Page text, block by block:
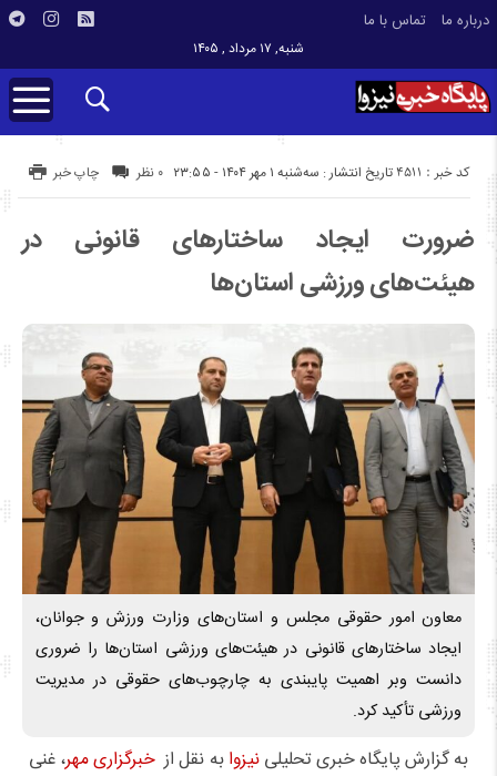
درباره ما تماس با ما
شنبه, ۱۷ مرداد , ۱۴۰۵
تاریخ انتشار : سه‌شنبه ۱ مهر ۱۴۰۴ - ۲۳:۵۵ کد خبر : 4511 چاپ خبر ۰ نظر
ضرورت ایجاد ساختارهای قانونی در
هیئت‌های ورزشی استان‌ها
معاون امور حقوقی مجلس و استان‌های وزارت ورزش و جوانان،
ایجاد ساختارهای قانونی در هیئت‌های ورزشی استان‌ها را ضروری
دانست وبر اهمیت پایبندی به چارچوب‌های حقوقی در مدیریت
ورزشی تأکید کرد.
به گزارش پایگاه خبری تحلیلینیزوابه نقل از خبرگزاری مهر، غنی